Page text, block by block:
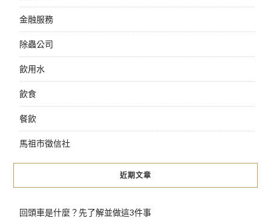
金融服務
除蟲公司
飲用水
飲食
餐飲
馬祖市徵信社
近期文章
回頭車是什麼？先了解並做這3件事